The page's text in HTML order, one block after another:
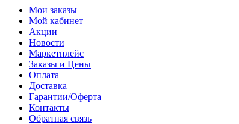
Мои заказы
Мой кабинет
Акции
Новости
Маркетплейс
Заказы и Цены
Оплата
Доставка
Гарантии/Оферта
Контакты
Обратная связь